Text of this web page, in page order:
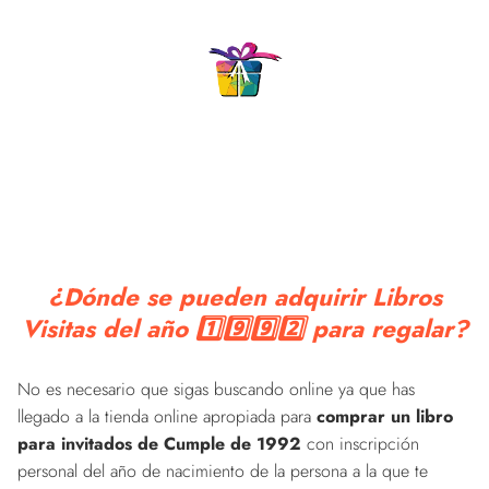
¿Dónde se pueden adquirir Libros
Visitas del año 1️⃣9️⃣9️⃣2️⃣ para regalar?
No es necesario que sigas buscando online ya que has
llegado a la tienda online apropiada para comprar un libro
para invitados de Cumple de 1992 con inscripción
personal del año de nacimiento de la persona a la que te